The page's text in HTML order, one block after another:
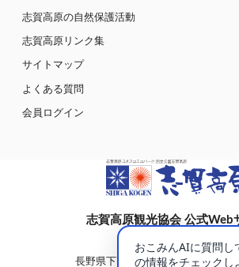
志賀高原の自然保護活動
志賀高原リンク集
サイトマップ
よくある質問
会員ログイン
志賀高原観光協会 公式Web
〒381-0401
長野県下高井郡山ノ内町大字平穏